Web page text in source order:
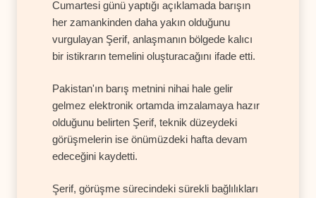
Cumartesi günü yaptığı açıklamada barışın
her zamankinden daha yakın olduğunu
vurgulayan Şerif, anlaşmanın bölgede kalıcı
bir istikrarın temelini oluşturacağını ifade etti.
Pakistan'ın barış metnini nihai hale gelir
gelmez elektronik ortamda imzalamaya hazır
olduğunu belirten Şerif, teknik düzeydeki
görüşmelerin ise önümüzdeki hafta devam
edeceğini kaydetti.
Şerif, görüşme sürecindeki sürekli bağlılıkları